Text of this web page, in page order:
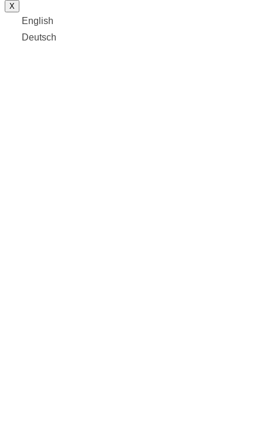
X
English
Deutsch